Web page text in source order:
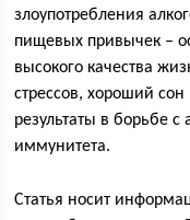
злоупотребления
пищевых привычек –
высокого качества
стрессов, хороший
результаты в борьбе с
иммунитета.
Статья носит